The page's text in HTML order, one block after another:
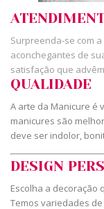
Surpreenda-se com
aconchegantes de
satisfação que
QUALIDADE
A arte da Manicure é
manicures são
deve ser indolor,
DESIGN
Escolha a decoração
Temos variedades